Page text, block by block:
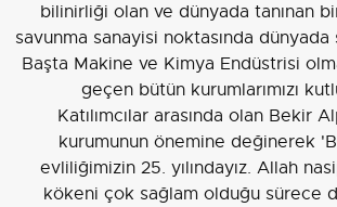
bilinirliği olan ve dünyada tanınan
savunma sanayisi noktasında
Başta Makine ve Kimya Endüstrisi
geçen bütün kurumlarımızı
Katılımcılar arasında olan Bekir
kurumunun önemine değinerek
evliliğimizin 25. yılındayız. Allah
kökeni çok sağlam olduğu sürece